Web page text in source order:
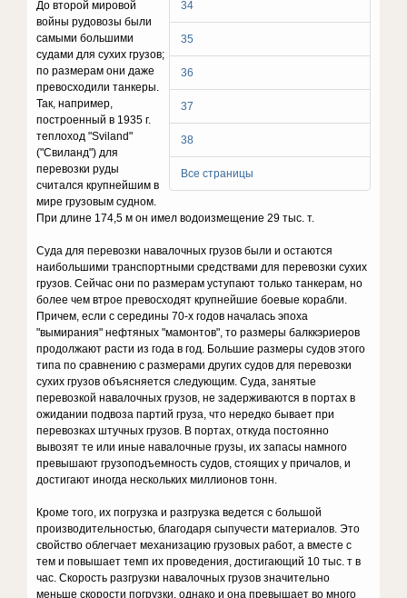
34
35
36
37
38
Все страницы
До второй мировой
войны рудовозы были
самыми большими
судами для сухих грузов;
по размерам они даже
превосходили танкеры.
Так, например,
построенный в 1935 г.
теплоход "Sviland"
("Свиланд") для
перевозки руды
считался крупнейшим в
мире грузовым судном.
При длине 174,5 м он имел водоизмещение 29 тыс. т.
Суда для перевозки навалочных грузов были и остаются
наибольшими транспортными средствами для перевозки сухих
грузов. Сейчас они по размерам уступают только танкерам, но
более чем втрое превосходят крупнейшие боевые корабли.
Причем, если с середины 70-х годов началась эпоха
"вымирания" нефтяных "мамонтов", то размеры балккэриеров
продолжают расти из года в год. Большие размеры судов этого
типа по сравнению с размерами других судов для перевозки
сухих грузов объясняется следующим. Суда, занятые
перевозкой навалочных грузов, не задерживаются в портах в
ожидании подвоза партий груза, что нередко бывает при
перевозках штучных грузов. В портах, откуда постоянно
вывозят те или иные навалочные грузы, их запасы намного
превышают грузоподъемность судов, стоящих у причалов, и
достигают иногда нескольких миллионов тонн.
Кроме того, их погрузка и разгрузка ведется с большой
производительностью, благодаря сыпучести материалов. Это
свойство облегчает механизацию грузовых работ, а вместе с
тем и повышает темп их проведения, достигающий 10 тыс. т в
час. Скорость разгрузки навалочных грузов значительно
меньше скорости погрузки, однако и она превышает во много